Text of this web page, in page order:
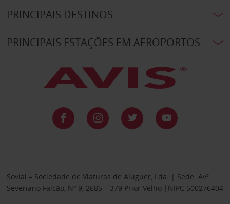
PRINCIPAIS DESTINOS
PRINCIPAIS ESTAÇÕES EM AEROPORTOS
Sovial – Sociedade de Viaturas de Aluguer, Lda. | Sede: Avª
Severiano Falcão, Nº 9, 2685 – 379 Prior Velho |NIPC 500276404